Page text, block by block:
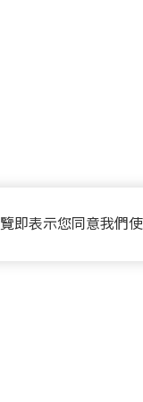
即表示您同意我們